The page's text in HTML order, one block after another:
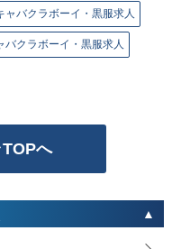
ャバクラボーイ・黒服求人
バクラボーイ・黒服求人
へ